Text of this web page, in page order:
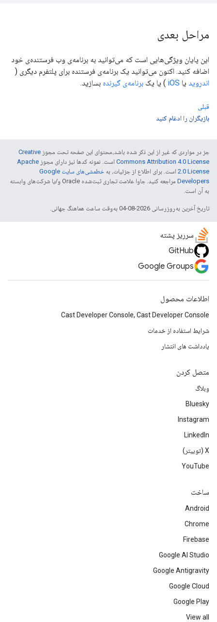
مراحل بعدی
این پایان ویژگی‌هایی است که می‌توانید به برنامه‌ی وب فرستنده‌ی خود
اضافه کنید. اکنون می‌توانید یک برنامه‌ی فرستنده برای پلتفرم دیگری (
اندروید یا iOS ) یا یک برنامه‌ی گیرنده بسازید.
قبلی
بازیگران را ادغام کنید
جز در مواردی که غیر از این ذکر شده باشد،‌محتوای این صفحه تحت مجوز Creative
Commons Attribution 4.0 License است. نمونه کدها نیز دارای مجوز Apache
2.0 License است. برای اطلاع از جزئیات، به
خطمشی‌های سایت Google
Developers‏
مراجعه کنید. جاوا علامت تجاری ثبت‌شده Oracle و/یا شرکت‌های وابسته
به آن است.
تاریخ آخرین به‌روزرسانی 2026-08-04 به‌وقت ساعت هماهنگ جهانی.
سرریز پشته
GitHub
Google Groups
اطلاعات محصول
Cast Developer Console, Cast Developer Console
شرایط استفاده از خدمات
یادداشت های انتشار
متصل کردن
وبلاگ
Bluesky
Instagram
LinkedIn
‫X (توییتر)
YouTube
ساخت
Android
Chrome
Firebase
Google AI Studio
Google Antigravity
Google Cloud
Google Play
View all